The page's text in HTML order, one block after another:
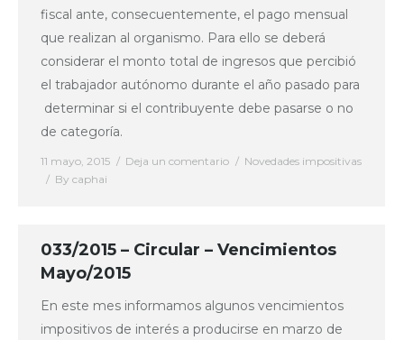
fiscal ante, consecuentemente, el pago mensual
que realizan al organismo. Para ello se deberá
considerar el monto total de ingresos que percibió
el trabajador autónomo durante el año pasado para
determinar si el contribuyente debe pasarse o no
de categoría.
11 mayo, 2015 Deja un comentario
Novedades impositivas
By caphai
033/2015 – Circular – Vencimientos
Mayo/2015
En este mes informamos algunos vencimientos
impositivos de interés a producirse en marzo de